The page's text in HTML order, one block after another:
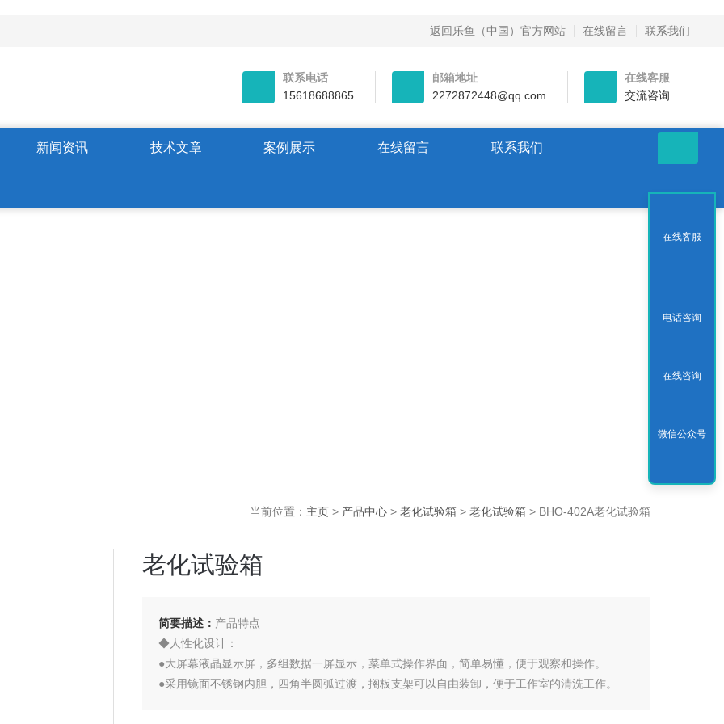
返回乐鱼（中国）官方网站 在线留言 联系我们
联系电话
15618688865
邮箱地址
2272872448@qq.com
在线客服
交流咨询
新闻资讯 技术文章 案例展示 在线留言 联系我们
当前位置： 主页 > 产品中心> 老化试验箱 > 老化试验箱 > BHO-402A老化试验箱
老化试验箱
简要描述： 产品特点
◆人性化设计：
●大屏幕液晶显示屏，多组数据一屏显示，菜单式操作界面，简单易懂，便于观察和操作。
●采用镜面不锈钢内胆，四角半圆弧过渡，搁板支架可以自由装卸，便于工作室的清洗工作。
在线客服
电话咨询
在线咨询
微信公众号